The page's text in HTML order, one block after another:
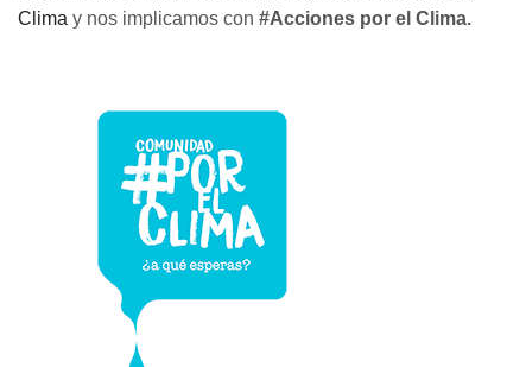
Clima y nos implicamos con #Acciones por el Clima.